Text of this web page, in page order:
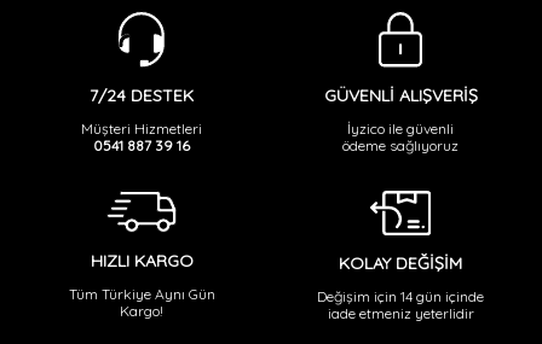
7/24 DESTEK
Müşteri Hizmetleri
0541 887 39 16
GÜVENLİ ALIŞVERİŞ
İyzico ile güvenli
ödeme sağlıyoruz
HIZLI KARGO
Tüm Türkiye Aynı Gün
Kargo!
KOLAY DEĞİŞİM
Değişim için 14 gün içinde
iade etmeniz yeterlidir